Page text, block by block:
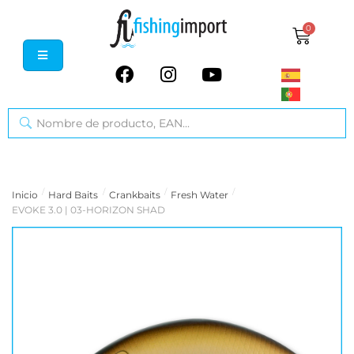
0
Inicio / Hard Baits / Crankbaits / Fresh Water /
EVOKE 3.0 | 03-HORIZON SHAD